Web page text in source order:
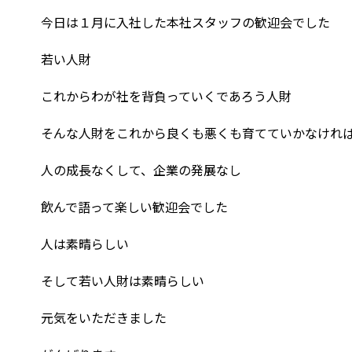
今日は１月に入社した本社スタッフの歓迎会でした
若い人財
これからわが社を背負っていくであろう人財
そんな人財をこれから良くも悪くも育てていかなけれ
人の成長なくして、企業の発展なし
飲んで語って楽しい歓迎会でした
人は素晴らしい
そして若い人財は素晴らしい
元気をいただきました